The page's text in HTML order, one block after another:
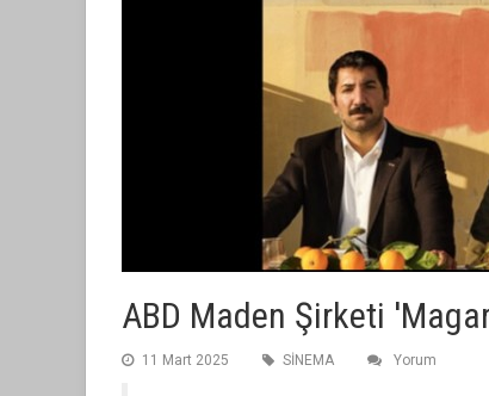
ABD Maden Şirketi
11 Mart 2025 SİNEMA Yorum